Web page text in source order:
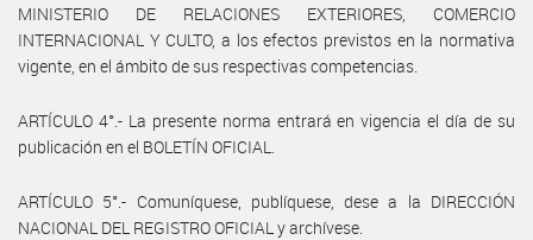
MINISTERIO DE RELACIONES EXTERIORES, COMERCIO
INTERNACIONAL Y CULTO, a los efectos previstos en la normativa
vigente, en el ámbito de sus respectivas competencias.
ARTÍCULO 4°.- La presente norma entrará en vigencia el día de su
publicación en el BOLETÍN OFICIAL.
ARTÍCULO 5°.- Comuníquese, publíquese, dese a la DIRECCIÓN
NACIONAL DEL REGISTRO OFICIAL y archívese.